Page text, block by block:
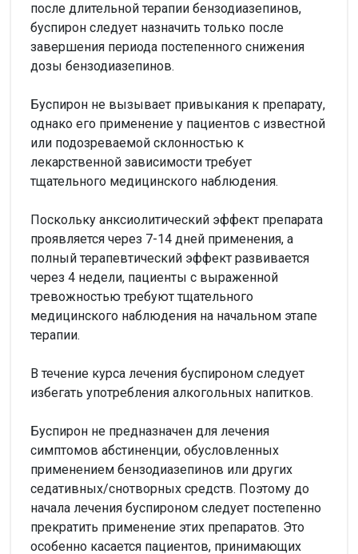
после длительной терапии бензодиазепинов,
буспирон следует назначить только после
завершения периода постепенного снижения
дозы бензодиазепинов.
Буспирон не вызывает привыкания к препарату,
однако его применение у пациентов с известной
или подозреваемой склонностью к
лекарственной зависимости требует
тщательного медицинского наблюдения.
Поскольку анксиолитический эффект препарата
проявляется через 7-14 дней применения, а
полный терапевтический эффект развивается
через 4 недели, пациенты с выраженной
тревожностью требуют тщательного
медицинского наблюдения на начальном этапе
терапии.
В течение курса лечения буспироном следует
избегать употребления алкогольных напитков.
Буспирон не предназначен для лечения
симптомов абстиненции, обусловленных
применением бензодиазепинов или других
седативных/снотворных средств. Поэтому до
начала лечения буспироном следует постепенно
прекратить применение этих препаратов. Это
особенно касается пациентов, принимающих